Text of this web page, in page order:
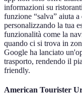
informazioni su
funzione “salva” aiuta
personalizzando la tua
funzionalità come la
quando ci si trova in
Google ha lanciato
trasporto, rendendo il
friendly.
American Tourister